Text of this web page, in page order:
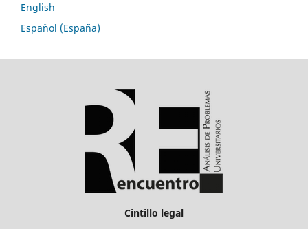
English
Español (España)
Cintillo legal